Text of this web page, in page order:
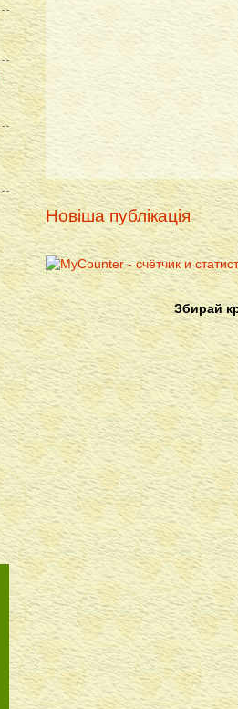
Новіша публікація
Збирай